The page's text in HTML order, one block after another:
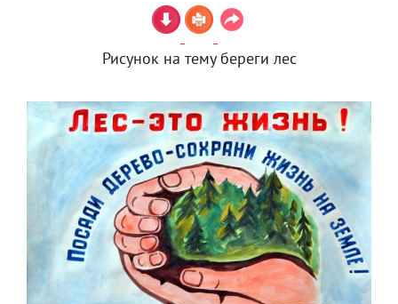
Рисунок на тему береги лес